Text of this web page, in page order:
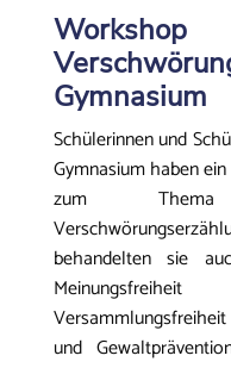
Gymnasium
Schülerinnen und
Gymnasium haben
zum
behandelten sie
und